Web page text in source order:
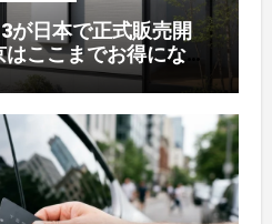
が日本で正式販売開
ここまでお得になる